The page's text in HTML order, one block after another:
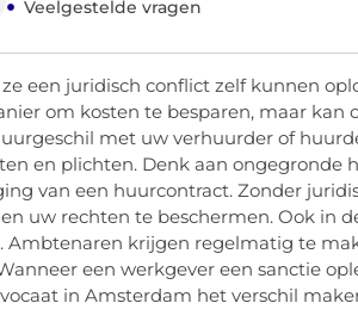
Veelgestelde vragen
een juridisch conflict zelf kunnen
om kosten te besparen, maar kan
met uw verhuurder of
en plichten. Denk aan ongegronde
van een huurcontract. Zonder
uw rechten te beschermen. Ook in
Ambtenaren krijgen regelmatig te
een werkgever een sanctie
in Amsterdam het verschil